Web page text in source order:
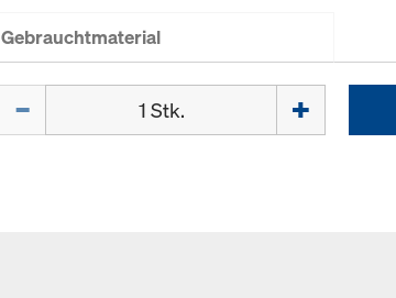
Gebrauchtmaterial